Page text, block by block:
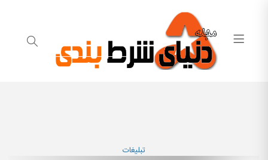
تبلیغات